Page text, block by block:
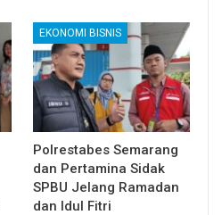
EKONOMI BISNIS
Polrestabes Semarang
dan Pertamina Sidak
SPBU Jelang Ramadan
dan Idul Fitri